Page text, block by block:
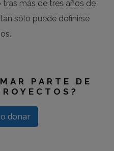
tras más de tres años de
sólo puede definirse
PARTE DE
donar